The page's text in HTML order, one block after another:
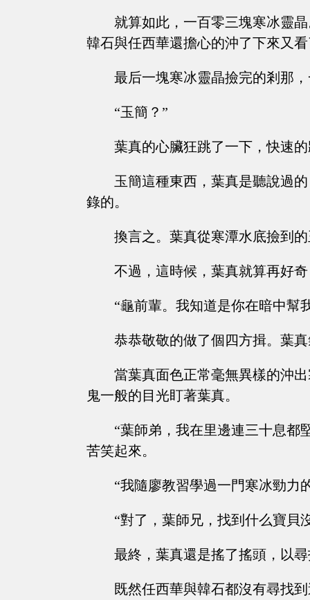
就算如此，一百零三塊寒冰靈
韓石與任西華還擔心的沖了下來又
最后一塊寒冰靈晶撿完的剎那
“玉簡？”
葉真的心臟狂跳了一下，快速
玉簡這種東西，葉真是聽說過
錄的。
換言之。葉真從寒潭水底撿到
不過，這時候，葉真就算再好
“龜前輩。我知道是你在暗中幫
恭恭敬敬的做了個四方揖。葉
當葉真面色正常毫無異樣的沖
鬼一般的目光盯著葉真。
“葉師弟，我在里邊連三十息都
苦笑起來。
“我隨廖教習學過一門寒冰勁力
“對了，葉師兄，找到什么寶貝
最終，葉真還是搖了搖頭，以
既然任西華與韓石都沒有尋找